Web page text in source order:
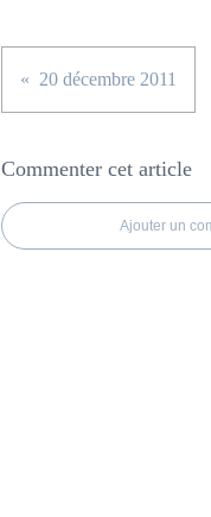
20 décembre 2011
Commenter cet article
Ajouter un